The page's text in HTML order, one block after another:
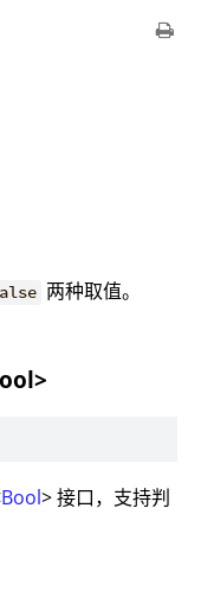
两种取值。
Bool> 接口，支持判